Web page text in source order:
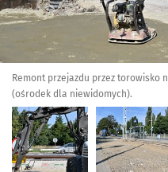
Remont przejazdu przez torowisko
(ośrodek dla niewidomych).